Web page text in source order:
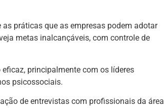
práticas que as empresas podem adotar
metas inalcançáveis, com controle de
principalmente com os líderes
psicossociais.
de entrevistas com profissionais da área